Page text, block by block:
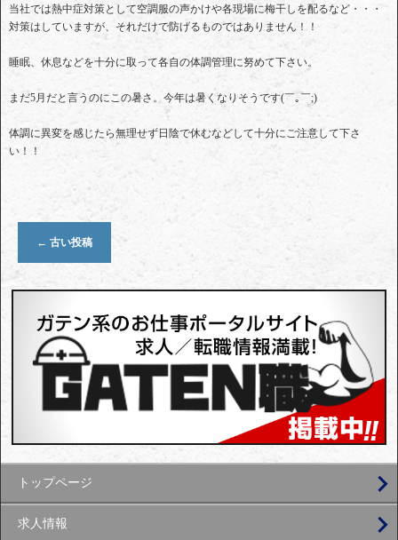
当社では熱中症対策として空調服の声かけや各現場に梅干しを配るなど・・・
対策はしていますが、それだけで防げるものではありません！！
睡眠、休息などを十分に取って各自の体調管理に努めて下さい。
まだ5月だと言うのにこの暑さ。今年は暑くなりそうです(￣｡￣;)
体調に異変を感じたら無理せず日陰で休むなどして十分にご注意して下さ
い！！
← 古い投稿
トップページ
求人情報